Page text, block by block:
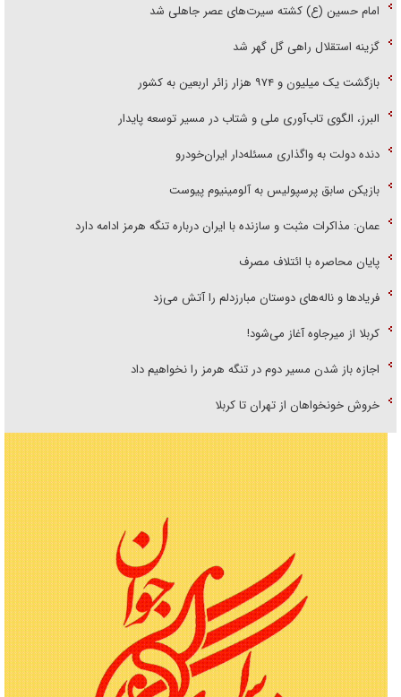
امام حسین (ع) کشته سیرت‌های عصر جاهلی شد
گزینه استقلال راهی گل گهر شد
بازگشت یک میلیون و ۹۷۴ هزار زائر اربعین به کشور
البرز، الگوی تاب‌آوری ملی و شتاب در مسیر توسعه پایدار
دنده دولت به واگذاری مسئله‌دار ایران‌خودرو
بازیکن سابق پرسپولیس به آلومینیوم پیوست
عمان: مذاکرات مثبت و سازنده با ایران درباره تنگه هرمز ادامه دارد
پایان محاصره با ائتلاف مصرف
فریاد‌ها و ناله‌های دوستان مبارزدلم را آتش می‌زد
کربلا از میرجاوه آغاز می‌شود!
اجازه باز شدن مسیر دوم در تنگه هرمز را نخواهیم داد
خروش خونخواهان از تهران تا کربلا